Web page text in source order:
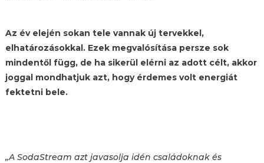
Az év elején sokan tele vannak új tervekkel,
elhatározásokkal. Ezek megvalósítása persze sok
mindentől függ, de ha sikerül elérni az adott célt, akkor
joggal mondhatjuk azt, hogy érdemes volt energiát
fektetni bele.
„A SodaStream azt javasolja idén családoknak és